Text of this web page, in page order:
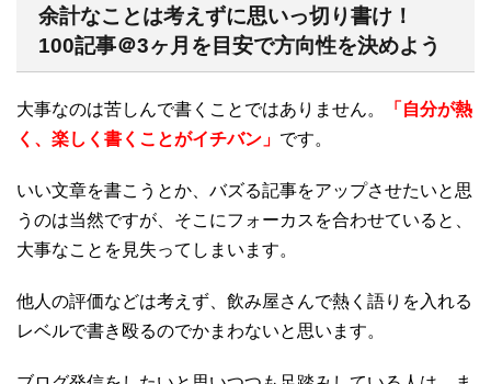
余計なことは考えずに思いっ切り書け！
100記事＠3ヶ月を目安で方向性を決めよう
大事なのは苦しんで書くことではありません。
「自分が熱
く、楽しく書くことがイチバン」 です。
いい文章を書こうとか、バズる記事をアップさせたいと思
うのは当然ですが、そこにフォーカスを合わせていると、
大事なことを見失ってしまいます。
他人の評価などは考えず、飲み屋さんで熱く語りを入れる
レベルで書き殴るのでかまわないと思います。